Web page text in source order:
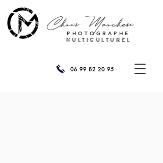
PHOTOGRAPHE
MULTICULTUREL
ChrisMarchesi
06 99 82 20 95